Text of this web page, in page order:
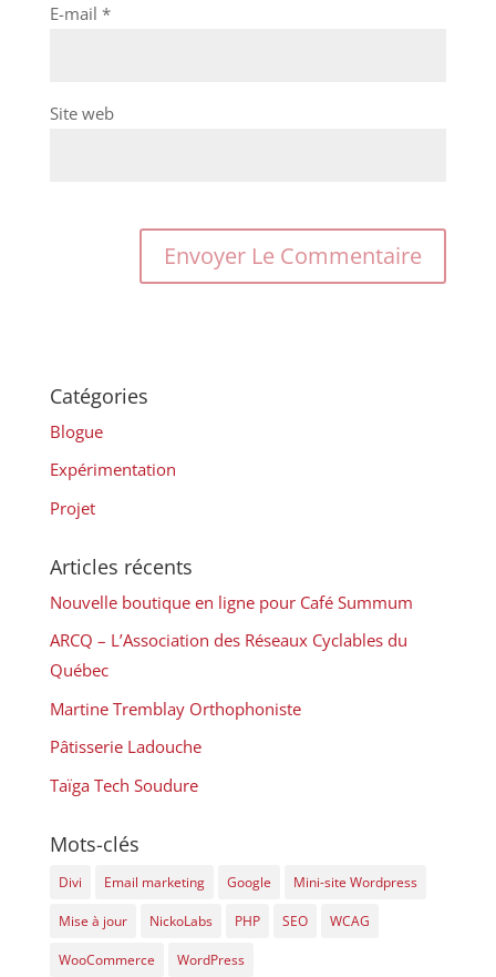
E-mail *
Site web
Catégories
Blogue
Expérimentation
Projet
Articles récents
Nouvelle boutique en ligne pour Café Summum
ARCQ – L’Association des Réseaux Cyclables du
Québec
Martine Tremblay Orthophoniste
Pâtisserie Ladouche
Taïga Tech Soudure
Mots-clés
Divi Email marketing Google Mini-site Wordpress
Mise à jour NickoLabs PHP SEO WCAG
WooCommerce WordPress